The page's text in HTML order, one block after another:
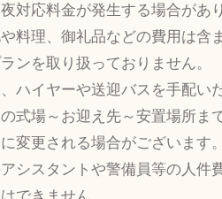
対応料金が発生する場合があ
料理、御礼品などの費用は含
ンを取り扱っておりません。
ハイヤーや送迎バスを手配
式場～お迎え先～安置場所ま
変更される場合がございます。
シスタントや警備員等の人